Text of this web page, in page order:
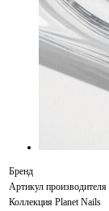
Бренд
Артикул производителя
Коллекция Planet Nails